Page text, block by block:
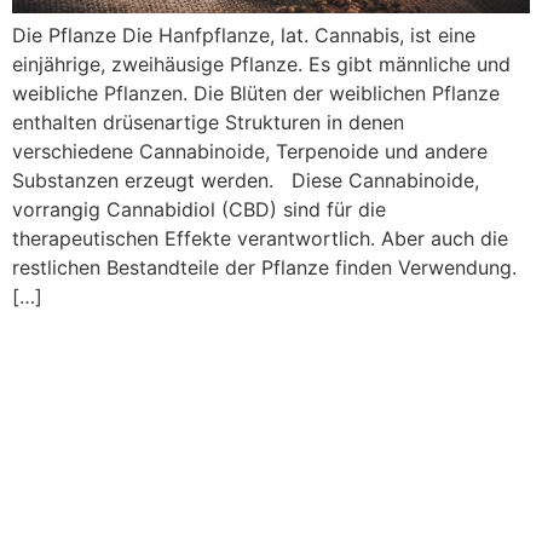
Die Pflanze Die Hanfpflanze, lat. Cannabis, ist eine
einjährige, zweihäusige Pflanze. Es gibt männliche und
weibliche Pflanzen. Die Blüten der weiblichen Pflanze
enthalten drüsenartige Strukturen in denen
verschiedene Cannabinoide, Terpenoide und andere
Substanzen erzeugt werden. Diese Cannabinoide,
vorrangig Cannabidiol (CBD) sind für die
therapeutischen Effekte verantwortlich. Aber auch die
restlichen Bestandteile der Pflanze finden Verwendung.
[…]